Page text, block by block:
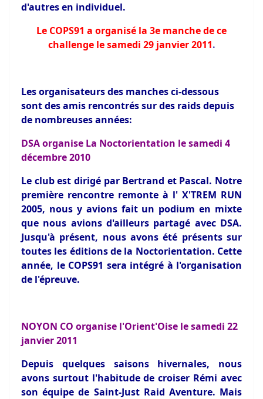
d'autres en individuel.
Le COPS91 a organisé la 3e manche de ce
challenge le samedi 29 janvier 2011.
Les organisateurs des manches ci-dessous
sont des amis rencontrés sur des raids depuis
de nombreuses années:
DSA organise La Noctorientation le samedi 4
décembre 2010
Le club est dirigé par Bertrand et Pascal. Notre
première rencontre remonte à l' X'TREM RUN
2005, nous y avions fait un podium en mixte
que nous avions d'ailleurs partagé avec DSA.
Jusqu'à présent, nous avons été présents sur
toutes les éditions de la Noctorientation. Cette
année, le COPS91 sera intégré à l'organisation
de l'épreuve.
NOYON CO organise l'Orient'Oise le samedi 22
janvier 2011
Depuis quelques saisons hivernales, nous
avons surtout l'habitude de croiser Rémi avec
son équipe de Saint-Just Raid Aventure. Mais